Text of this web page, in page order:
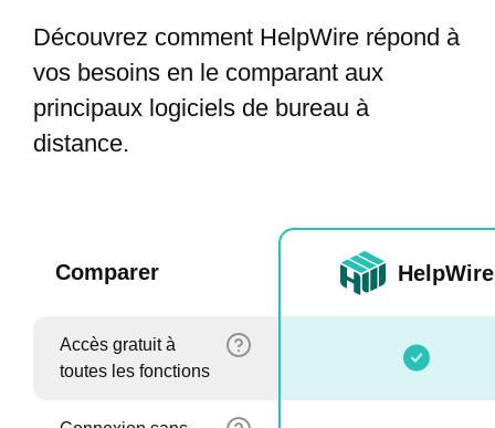
Découvrez comment HelpWire répond à
vos besoins en le comparant aux
principaux logiciels de bureau à
distance.
Comparer HelpWire
Accès gratuit à
toutes les fonctions